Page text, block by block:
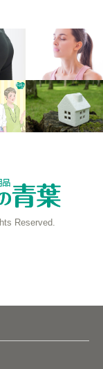
Reserved.